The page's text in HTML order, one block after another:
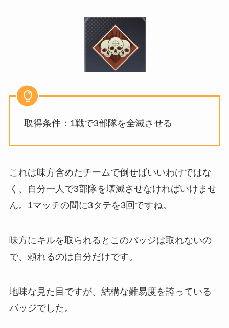
取得条件：1戦で3部隊を全滅させる
これは味方含めたチームで倒せばいいわけではな
く、自分一人で3部隊を壊滅させなければいけませ
ん。1マッチの間に3タテを3回ですね。
味方にキルを取られるとこのバッジは取れないの
で、頼れるのは自分だけです。
地味な見た目ですが、結構な難易度を誇っている
バッジでした。